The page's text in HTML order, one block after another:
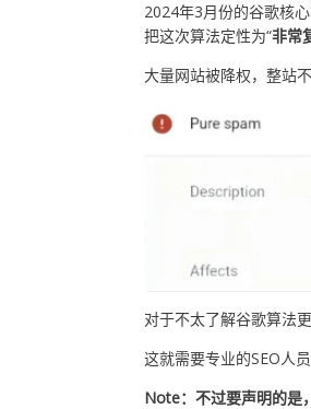
2024年3月份的谷歌核
把这次算法定性为“非常
大量网站被降权，整站
对于不太了解谷歌算法
这就需要专业的SEO人
Note：不过要声明的是